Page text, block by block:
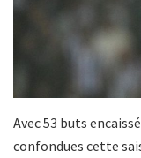
Avec 53 buts
confondues cette